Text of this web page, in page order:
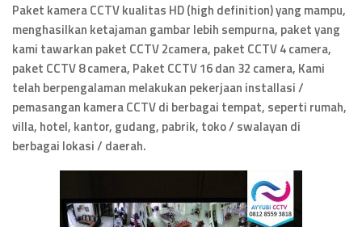
Paket kamera CCTV kualitas HD (high definition) yang mampu,
menghasilkan ketajaman gambar lebih sempurna, paket yang
kami tawarkan paket CCTV 2camera, paket CCTV 4 camera,
paket CCTV 8 camera, Paket CCTV 16 dan 32 camera, Kami
telah berpengalaman melakukan pekerjaan installasi /
pemasangan kamera CCTV di berbagai tempat, seperti rumah,
villa, hotel, kantor, gudang, pabrik, toko / swalayan di
berbagai lokasi / daerah.